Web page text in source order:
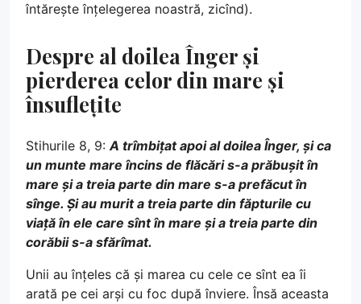
întărește înțelegerea noastră, zicînd).
Despre al doilea Înger și
pierderea celor din mare și
însuflețite
Stihurile 8, 9:A trîmbițat apoi al doilea Înger, și ca
un munte mare încins de flăcări s-a prăbușit în
mare și a treia parte din mare s-a prefăcut în
sînge. Și au murit a treia parte din făpturile cu
viață în ele care sînt în mare și a treia parte din
corăbii s-a sfărîmat.
Unii au înțeles că și marea cu cele ce sînt ea îi
arată pe cei arși cu foc după înviere. Însă aceasta